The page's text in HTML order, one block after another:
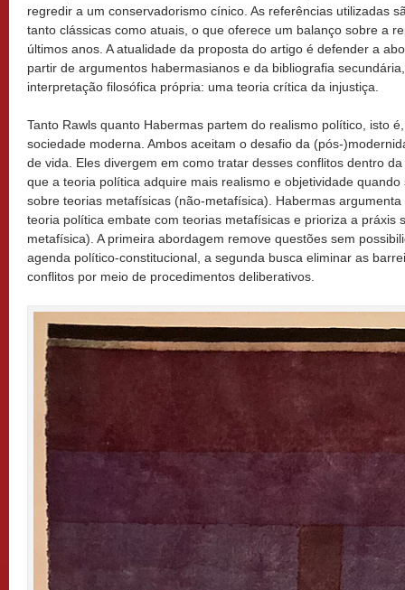
regredir a um conservadorismo cínico. As referências utilizadas
tanto clássicas como atuais, o que oferece um balanço sobre a
últimos anos. A atualidade da proposta do artigo é defender a
partir de argumentos habermasianos e da bibliografia
interpretação filosófica própria: uma teoria crítica da injustiça.
Tanto Rawls quanto Habermas partem do realismo político, isto
sociedade moderna. Ambos aceitam o desafio da (pós-
de vida. Eles divergem em como tratar desses conflitos dentro
que a teoria política adquire mais realismo e objetividade
sobre teorias metafísicas (não-metafísica). Habermas
teoria política embate com teorias metafísicas e prioriza a práxis
metafísica). A primeira abordagem remove questões sem
agenda político-constitucional, a segunda busca eliminar as
conflitos por meio de procedimentos deliberativos.